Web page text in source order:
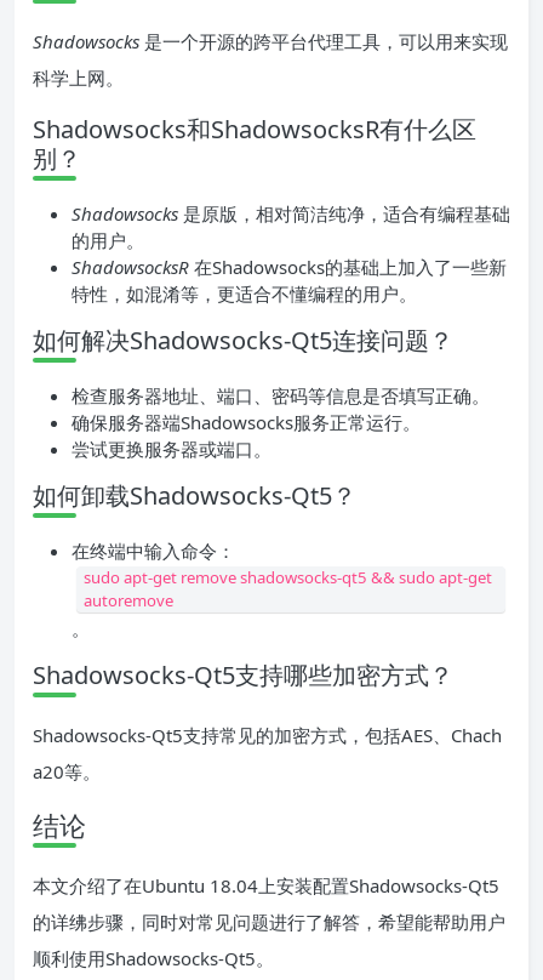
Shadowsocks 是一个开源的跨平台代理工具，可以用来实现
科学上网。
Shadowsocks和ShadowsocksR有什么区
别？
Shadowsocks 是原版，相对简洁纯净，适合有编程基础
的用户。
ShadowsocksR 在Shadowsocks的基础上加入了一些新
特性，如混淆等，更适合不懂编程的用户。
如何解决Shadowsocks-Qt5连接问题？
检查服务器地址、端口、密码等信息是否填写正确。
确保服务器端Shadowsocks服务正常运行。
尝试更换服务器或端口。
如何卸载Shadowsocks-Qt5？
在终端中输入命令：
sudo apt-get remove shadowsocks-qt5 && sudo apt-get
autoremove
。
Shadowsocks-Qt5支持哪些加密方式？
Shadowsocks-Qt5支持常见的加密方式，包括AES、Chach
a20等。
结论
本文介绍了在Ubuntu 18.04上安装配置Shadowsocks-Qt5
的详绋步骤，同时对常见问题进行了解答，希望能帮助用户
顺利使用Shadowsocks-Qt5。